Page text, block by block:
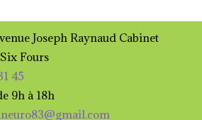
Joseph Raynaud Cabinet
Fours
45
9h à 18h